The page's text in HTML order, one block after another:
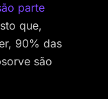
parte
que,
90% das
são